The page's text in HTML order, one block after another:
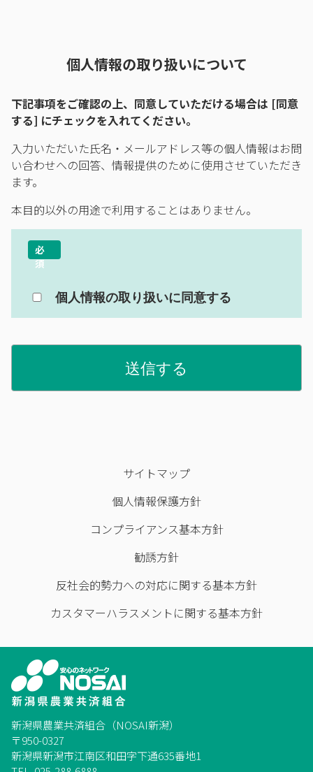
個人情報の取り扱いについて
下記事項をご確認の上、同意していただける場合は [同意
する] にチェックを入れてください。
入力いただいた氏名・メールアドレス等の個人情報はお問
い合わせへの回答、情報提供のために使用させていただき
ます。
本目的以外の用途で利用することはありません。
個人情報の取り扱いに同意する
サイトマップ
個人情報保護方針
コンプライアンス基本方針
勧誘方針
反社会的勢力への対応に関する基本方針
カスタマーハラスメントに関する基本方針
新潟県農業共済組合（NOSAI新潟）
〒950-0327
新潟県新潟市江南区和田字下通635番地1